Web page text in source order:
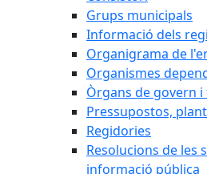
Grups municipals
Informació dels
Organigrama de
Organismes
Òrgans de govern
Pressupostos,
Regidories
Resolucions de les
informació pública